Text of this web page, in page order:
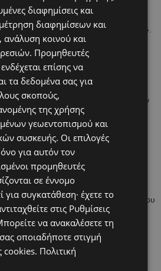
να νιώσω ασφάλεια;», γράφουν τις
τοποθετούν στον «Τοίχο έχει Φωνή».
δημοσιεύουν τον τοίχο στις
το ηχηρό μήνυμα «κανένα παιδί δεν
κανένα παιδί δεν πρέπει να μένει
πρέπει να σωπαίνει», προστίθεται.
και να μεγαλώνει σε ένα
και αγάπης. Και η σημερινή
τους είναι ευθύνη όλων μας»
Προστασίας των Δικαιωμάτων του
διαφημίσεις και
διαφημίσεων και
ανάλυση κοινού και
Προμηθευτές
ενδέχεται επίσης να
τα δεδομένα σας για
σκοπούς,
της χρήσης
γεωεντοπισμού και
συσκευής. Οι επιλογές
για αυτόν τον
προμηθευτές
σε έννομο
για συγκατάθεση· έχετε το
στις Ρυθμίσεις
να ανακαλέσετε τη
οποιαδήποτε στιγμή
cookies. Πολιτική